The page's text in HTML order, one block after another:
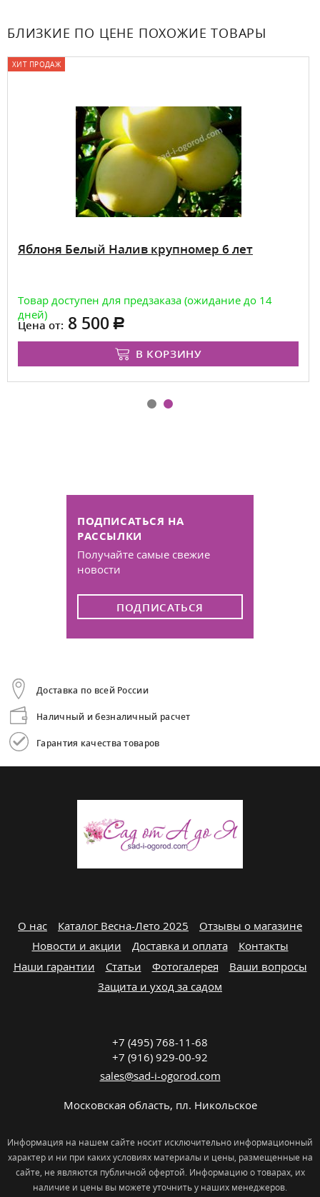
БЛИЗКИЕ ПО ЦЕНЕ ПОХОЖИЕ ТОВАРЫ
ХИТ ПРОДАЖ
Яблоня Белый Налив крупномер 6 лет
Товар доступен для предзаказа (ожидание до 14
дней)
Цена от: 8 500
В КОРЗИНУ
ПОДПИСАТЬСЯ НА
РАССЫЛКИ
Получайте самые свежие
новости
ПОДПИСАТЬСЯ
Доставка по всей России
Наличный и безналичный расчет
Гарантия качества товаров
О нас Каталог Весна-Лето 2025
Отзывы о магазине
Новости и акции
Доставка и оплата
Контакты
Наши гарантии
Статьи Фотогалерея
Ваши вопросы
Защита и уход за садом
+7 (495) 768-11-68
+7 (916) 929-00-92
sales@sad-i-ogorod.com
Московская область, пл. Никольcкое
Информация на нашем сайте носит исключительно информационный
характер и ни при каких условиях материалы и цены, размещенные на
сайте, не являются публичной офертой. Информацию о товарах, их
наличие и цены вы можете уточнить у наших менеджеров.